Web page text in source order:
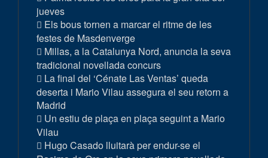
jueves
Els bous tornen a marcar el ritme de les
festes de Masdenverge
Millas, a la Catalunya Nord, anuncia la seva
tradicional novellada concurs
La final del ‘Cénate Las Ventas’ queda
deserta i Mario Vilau assegura el seu retorn a
Madrid
Un estiu de plaça en plaça seguint a Mario
Vilau
Hugo Casado lluitarà per endur-se el